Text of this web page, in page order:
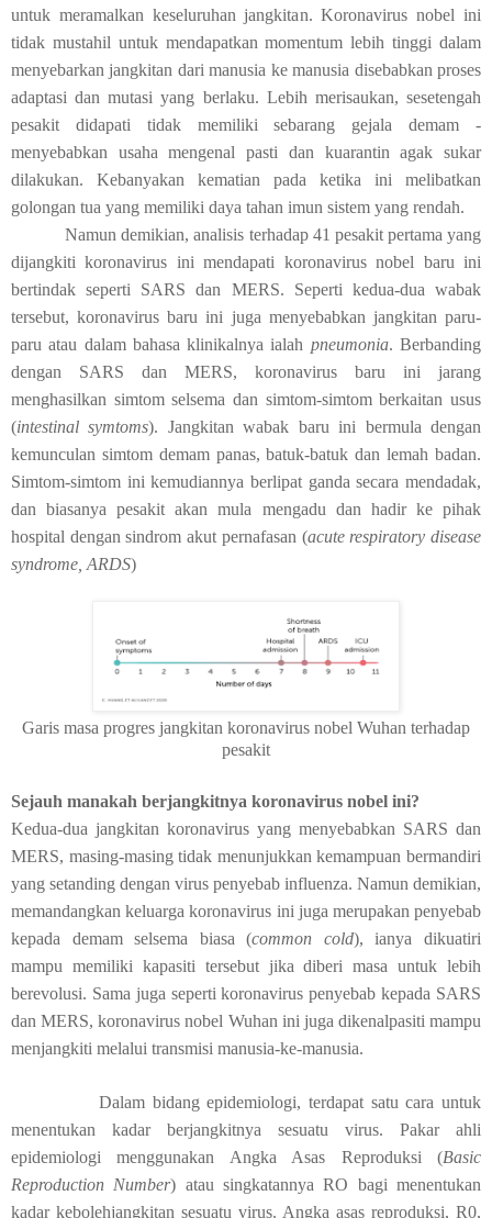
untuk meramalkan keseluruhan jangkitan. Koronavirus nobel ini
tidak mustahil untuk mendapatkan momentum lebih tinggi dalam
menyebarkan jangkitan dari manusia ke manusia disebabkan proses
adaptasi dan mutasi yang berlaku. Lebih merisaukan, sesetengah
pesakit didapati tidak memiliki sebarang gejala demam -
menyebabkan usaha mengenal pasti dan kuarantin agak sukar
dilakukan. Kebanyakan kematian pada ketika ini melibatkan
golongan tua yang memiliki daya tahan imun sistem yang rendah.
Namun demikian, analisis terhadap 41 pesakit pertama yang
dijangkiti koronavirus ini mendapati koronavirus nobel baru ini
bertindak seperti SARS dan MERS. Seperti kedua-dua wabak
tersebut, koronavirus baru ini juga menyebabkan jangkitan paru-
paru atau dalam bahasa klinikalnya ialah pneumonia. Berbanding
dengan SARS dan MERS, koronavirus baru ini jarang
menghasilkan simtom selsema dan simtom-simtom berkaitan usus
(intestinal symtoms). Jangkitan wabak baru ini bermula dengan
kemunculan simtom demam panas, batuk-batuk dan lemah badan.
Simtom-simtom ini kemudiannya berlipat ganda secara mendadak,
dan biasanya pesakit akan mula mengadu dan hadir ke pihak
hospital dengan sindrom akut pernafasan (acute respiratory disease
syndrome, ARDS)
Garis masa progres jangkitan koronavirus nobel Wuhan terhadap
pesakit
Sejauh manakah berjangkitnya koronavirus nobel ini?
Kedua-dua jangkitan koronavirus yang menyebabkan SARS dan
MERS, masing-masing tidak menunjukkan kemampuan bermandiri
yang setanding dengan virus penyebab influenza. Namun demikian,
memandangkan keluarga koronavirus ini juga merupakan penyebab
kepada demam selsema biasa (common cold), ianya dikuatiri
mampu memiliki kapasiti tersebut jika diberi masa untuk lebih
berevolusi. Sama juga seperti koronavirus penyebab kepada SARS
dan MERS, koronavirus nobel Wuhan ini juga dikenalpasiti mampu
menjangkiti melalui transmisi manusia-ke-manusia.
Dalam bidang epidemiologi, terdapat satu cara untuk
menentukan kadar berjangkitnya sesuatu virus. Pakar ahli
epidemiologi menggunakan Angka Asas Reproduksi (Basic
Reproduction Number) atau singkatannya RO bagi menentukan
kadar kebolehjangkitan sesuatu virus. Angka asas reproduksi, R0,